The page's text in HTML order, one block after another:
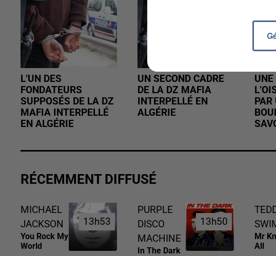
L’UN DES
FONDATEURS
SUPPOSÉS DE LA DZ
MAFIA INTERPELLÉ
EN ALGÉRIE
UN SECOND CADRE
DE LA DZ MAFIA
INTERPELLÉ EN
ALGÉRIE
RÉCEMMENT DIFFUSÉ
MICHAEL
JACKSON
You Rock My
World
13h53
13h53
PURPLE
DISCO
MACHINE
In The Dark
13h50
13h50
Mr
All